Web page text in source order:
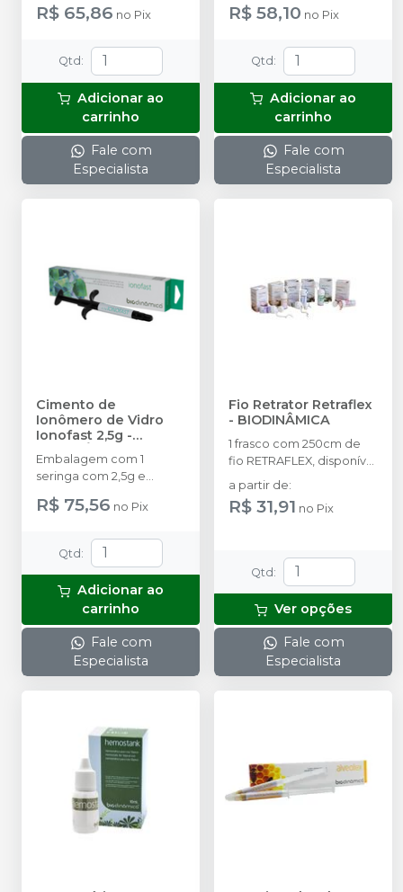
Attaque Gel à 37% com
R$ 65,86 no Pix
Qtd :
Adicionar ao
carrinho
Fale com
Especialista
R$ 58,10 no Pix
Qtd :
Adicionar ao
carrinho
Fale com
Especialista
Cimento de
Ionômero de Vidro
Ionofast 2,5g -
BIODINÂMICA
Embalagem com 1
seringa com 2,5g e
acessórios.
R$ 75,56 no Pix
Qtd :
Adicionar ao
carrinho
Fale com
Especialista
Fio Retrator Retraflex
- BIODINÂMICA
1 frasco com 250cm de
fio RETRAFLEX, disponível
nas espessuras: 0, 00,
000, 1, 2 e 3.
a partir de:
R$ 31,91 no Pix
Qtd :
Ver opções
Fale com
Especialista